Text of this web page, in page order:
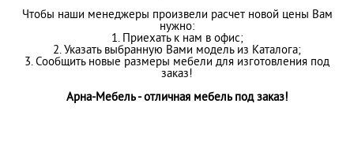
Чтобы наши менеджеры произвели расчет новой цены Вам
нужно:
1. Приехать к нам в офис;
2. Указать выбранную Вами модель из Каталога;
3. Сообщить новые размеры мебели для изготовления под
заказ!
Арна-Мебель - отличная мебель под заказ!